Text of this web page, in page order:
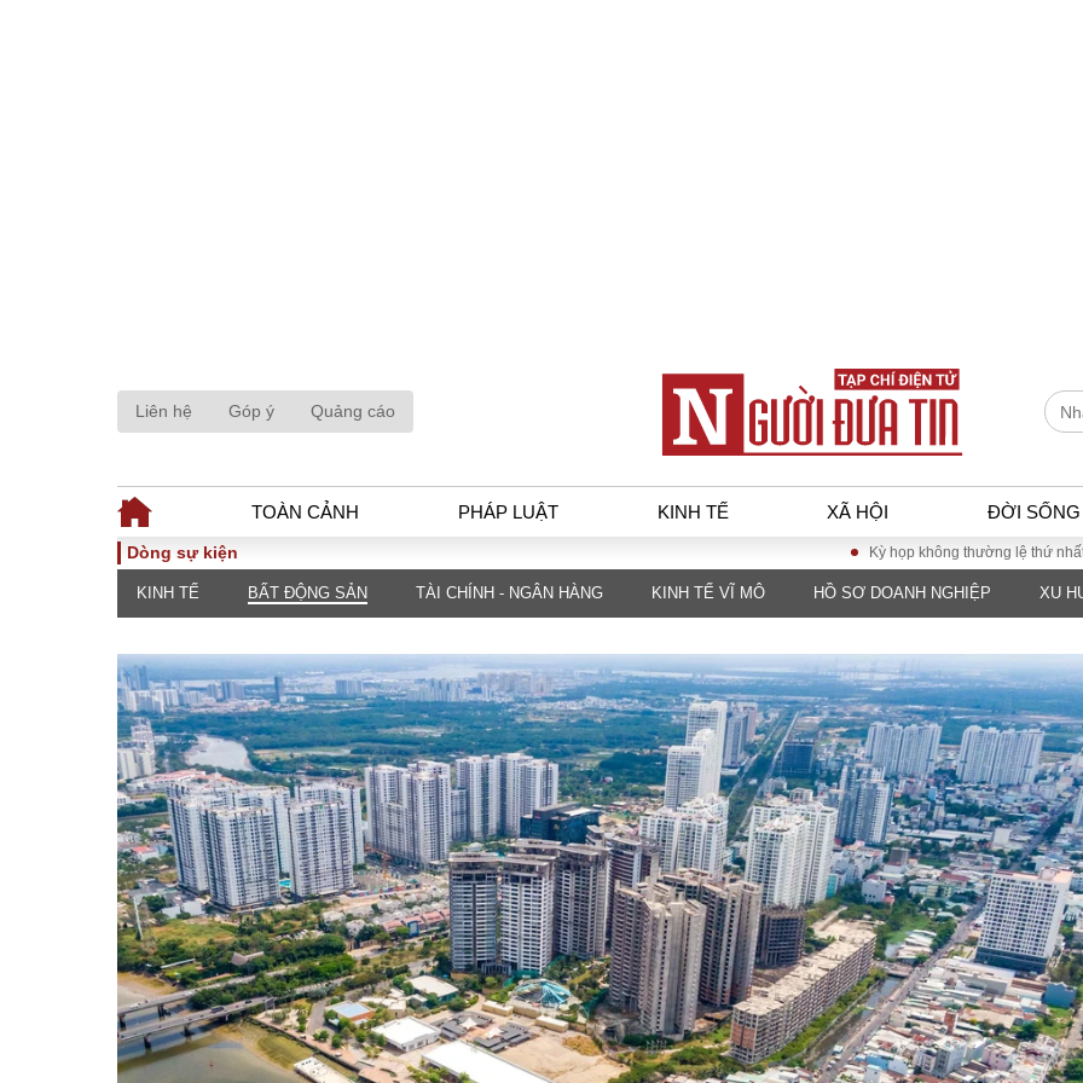
Liên hệ Góp ý Quảng cáo
TOÀN CẢNH PHÁP LUẬT KINH TẾ XÃ HỘI ĐỜI SỐNG
TOÀN CẢNH
Chính sách
Sự kiện
Đối thoại
Thế giới
PHÁP LUẬT
luật
Góc nhìn luật gia
Hồ sơ điều tra
Tiếng nói công dân
An ninh - Hình sự
KINH TẾ
Tài chính - Ngân
hàng
Kinh tế vĩ mô
Hồ sơ doanh
nghiệp
Xu hướng thị
trường
Tiêu dùng và dư
luận
Công nghệ
XÃ HỘI
Giáo dục
Văn hoá
Môi
Giao
ĐA CHIỀU
Quan điểm
INFOCUS
Dòng sự kiện Kỳ họp không thường lệ thứ nhất, Quốc
KINH TẾ BẤT ĐỘNG SẢN TÀI CHÍNH - NGÂN HÀNG KINH TẾ VĨ MÔ HỒ SƠ DOANH NGHIỆP XU